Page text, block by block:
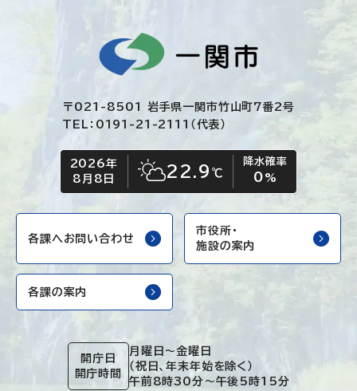
〒021-8501 岩手県一関市竹山町7番2号
TEL：0191-21-2111（代表）
今日の日付
2026年
8月8日
今日の天気
晴れ時々くもり
22.9 ℃
降水確率
0 %
各課へお問い合わせ
市役所・
施設の案内
各課の案内
開庁日
開庁時間
月曜日～金曜日
（祝日、年末年始を除く）
午前8時30分～午後5時15分